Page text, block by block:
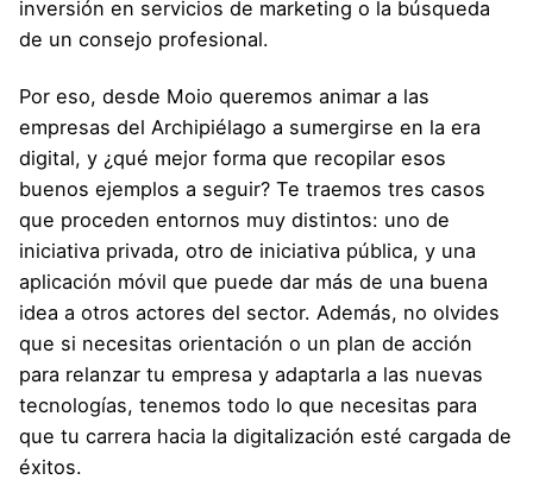
inversión en servicios de marketing o la búsqueda
de un consejo profesional.
Por eso, desde Moio queremos animar a las
empresas del Archipiélago a sumergirse en la era
digital, y ¿qué mejor forma que recopilar esos
buenos ejemplos a seguir? Te traemos tres casos
que proceden entornos muy distintos: uno de
iniciativa privada, otro de iniciativa pública, y una
aplicación móvil que puede dar más de una buena
idea a otros actores del sector. Además, no olvides
que si necesitas orientación o un plan de acción
para relanzar tu empresa y adaptarla a las nuevas
tecnologías, tenemos todo lo que necesitas para
que tu carrera hacia la digitalización esté cargada de
éxitos.